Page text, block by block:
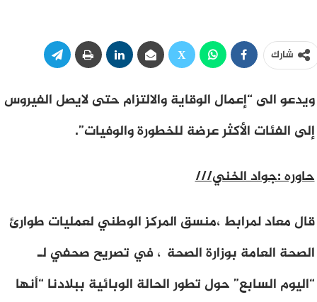
شارك
ويدعو الى “إعمال الوقاية والالتزام حتى لايصل الفيروس
إلى الفئات الأكثر عرضة للخطورة والوفيات”.
حاوره :جواد الخني///
قال معاد لمرابط ،منسق المركز الوطني لعمليات طوارئ
الصحة العامة بوزارة الصحة ، في تصريح صحفي لـ
“اليوم السابع” حول تطور الحالة الوبائية ببلادنا “أنها